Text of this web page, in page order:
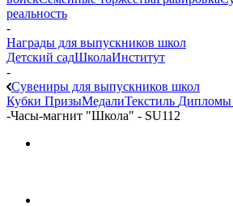
реальность
-
Награды для выпускников школ
Детский садШколаИнститут
-
Сувениры для выпускников школ
Кубки ПризыМедалиТекстиль Дипломы
-Часы-магнит "Школа" - SU112